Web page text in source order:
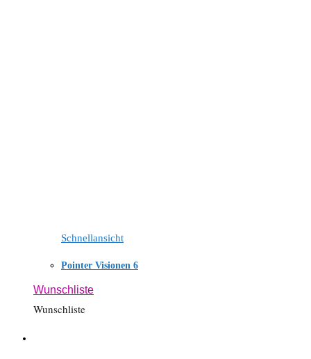
Schnellansicht
Pointer Visionen 6
Wunschliste
Wunschliste